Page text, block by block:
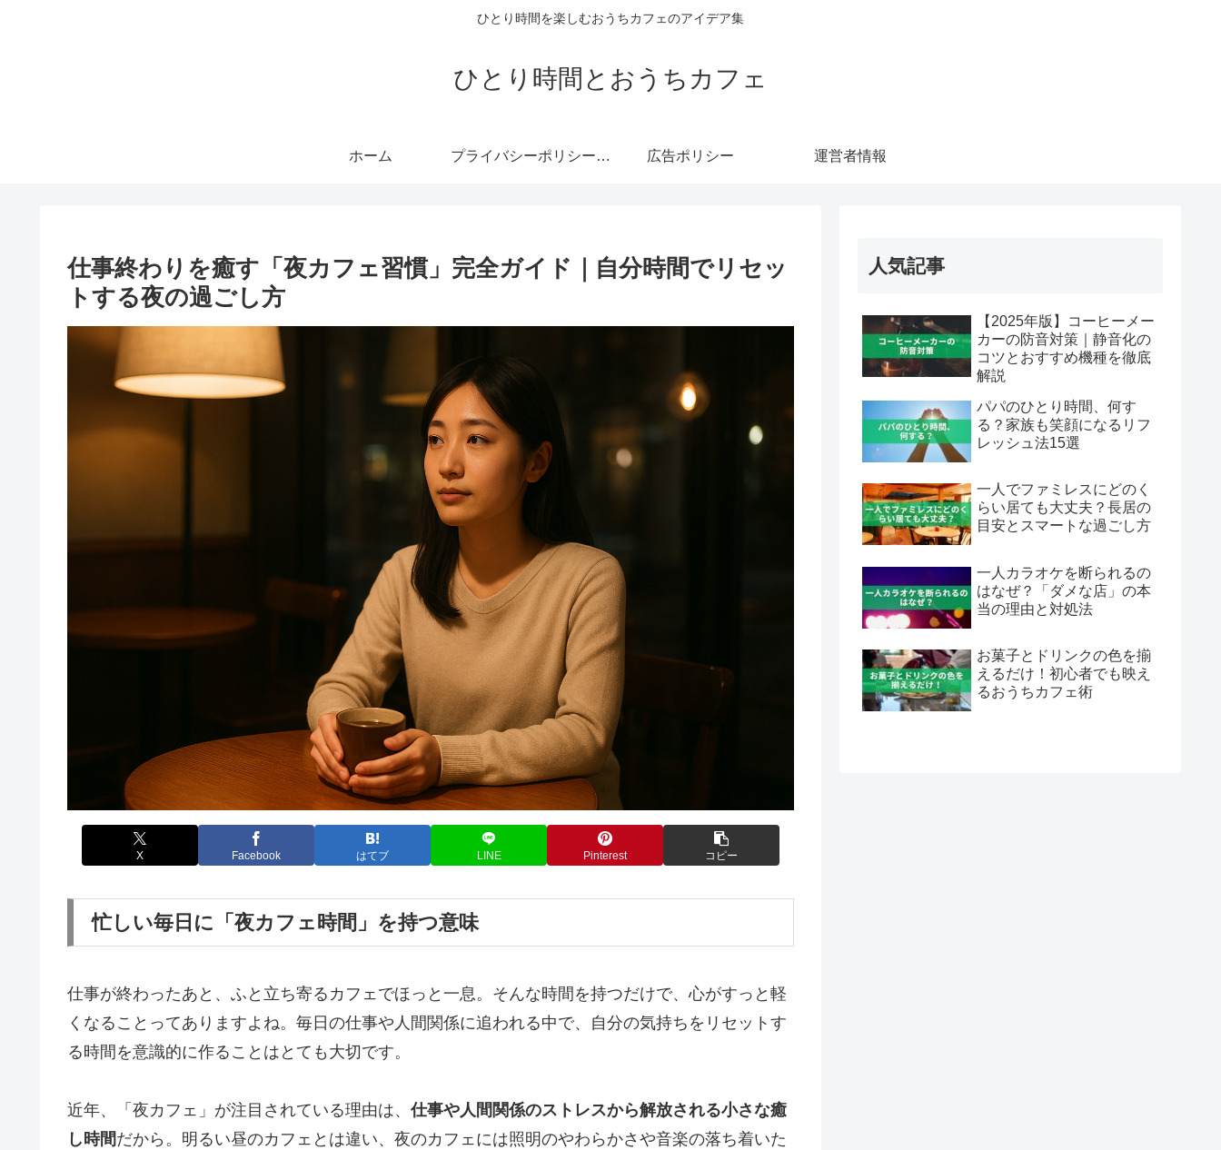
ひとり時間を楽しむおうちカフェのアイデア集
ひとり時間とおうちカフェ
ホーム プライバシーポリシー・免責事項 広告ポリシー 運営者情報
仕事終わりを癒す「夜カフェ習慣」完全ガイド｜自分時間でリセッ
トする夜の過ごし方
X Facebook はてブ LINE Pinterest コピー
忙しい毎日に「夜カフェ時間」を持つ意味
仕事が終わったあと、ふと立ち寄るカフェでほっと一息。そんな時間を持つだけで、心がすっと軽
くなることってありますよね。毎日の仕事や人間関係に追われる中で、自分の気持ちをリセットす
る時間を意識的に作ることはとても大切です。
近年、「夜カフェ」が注目されている理由は、 仕事や人間関係のストレスから解放される小さな癒
し時間だから。明るい昼のカフェとは違い、夜のカフェには照明のやわらかさや音楽の落ち着いた
人気記事
【2025年版】コーヒーメー
カーの防音対策｜静音化の
コツとおすすめ機種を徹底
解説
パパのひとり時間、何す
る？家族も笑顔になるリフ
レッシュ法15選
一人でファミレスにどのく
らい居ても大丈夫？長居の
目安とスマートな過ごし方
一人カラオケを断られるの
はなぜ？「ダメな店」の本
当の理由と対処法
お菓子とドリンクの色を揃
えるだけ！初心者でも映え
るおうちカフェ術